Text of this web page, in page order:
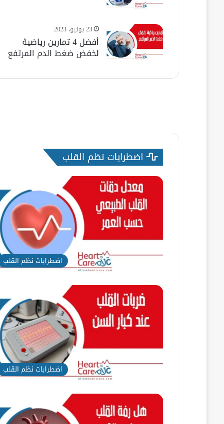
23 يوليو، 2023
أفضل 4 تمارين رياضية
لخفض ضغط الدم المرتفع
اضطرابات نظم القلب
اضطرابات نظم القلب
اضطرابات نظم القلب